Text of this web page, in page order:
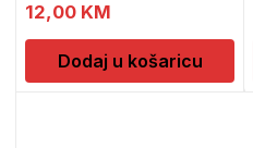
12,00 KM
Dodaj u košaricu